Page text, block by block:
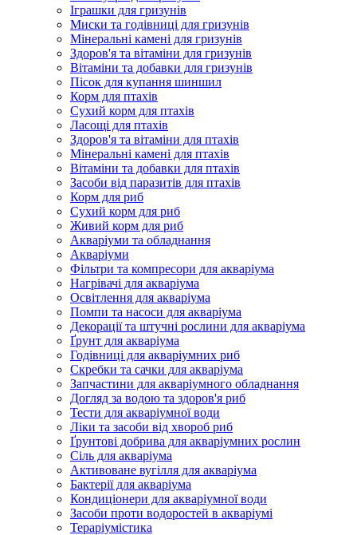
Іграшки для гризунів
Миски та годівниці для гризунів
Мінеральні камені для гризунів
Здоров'я та вітаміни для гризунів
Вітаміни та добавки для гризунів
Пісок для купання шиншил
Корм для птахів
Сухий корм для птахів
Ласощі для птахів
Здоров'я та вітаміни для птахів
Мінеральні камені для птахів
Вітаміни та добавки для птахів
Засоби від паразитів для птахів
Корм для риб
Сухий корм для риб
Живий корм для риб
Акваріуми та обладнання
Акваріуми
Фільтри та компресори для акваріума
Нагрівачі для акваріума
Освітлення для акваріума
Помпи та насоси для акваріума
Декорації та штучні рослини для акваріума
Ґрунт для акваріума
Годівниці для акваріумних риб
Скребки та сачки для акваріума
Запчастини для акваріумного обладнання
Догляд за водою та здоров'я риб
Тести для акваріумної води
Ліки та засоби від хвороб риб
Ґрунтові добрива для акваріумних рослин
Сіль для акваріума
Активоване вугілля для акваріума
Бактерії для акваріума
Кондиціонери для акваріумної води
Засоби проти водоростей в акваріумі
Тераріумістика